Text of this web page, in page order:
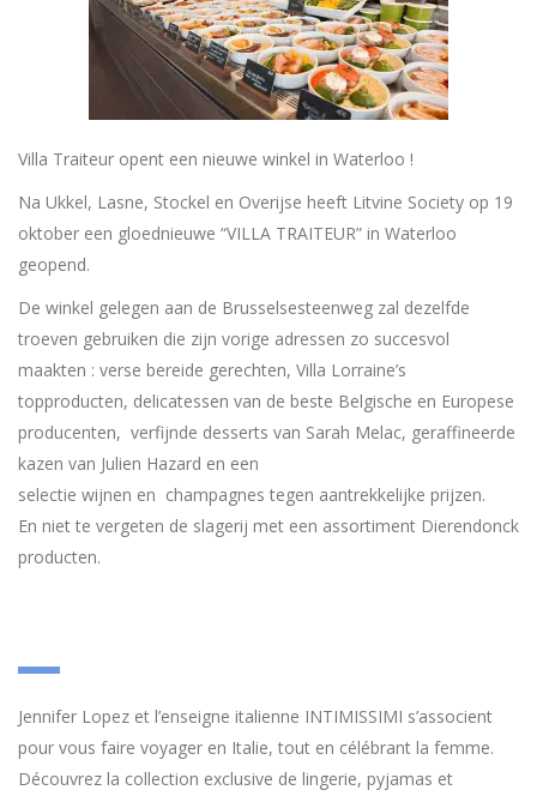
Villa Traiteur opent een nieuwe winkel in Waterloo !
Na Ukkel, Lasne, Stockel en Overijse heeft Litvine Society op 19
oktober een gloednieuwe “VILLA TRAITEUR” in Waterloo
geopend.
De winkel gelegen aan de Brusselsesteenweg zal dezelfde
troeven gebruiken die zijn vorige adressen zo succesvol
maakten : verse bereide gerechten, Villa Lorraine’s
topproducten, delicatessen van de beste Belgische en Europese
producenten, verfijnde desserts van Sarah Melac, geraffineerde
kazen van Julien Hazard en een
selectie wijnen en champagnes tegen aantrekkelijke prijzen.
En niet te vergeten de slagerij met een assortiment Dierendonck
producten.
Jennifer Lopez et l’enseigne italienne INTIMISSIMI s’associent
pour vous faire voyager en Italie, tout en célébrant la femme.
Découvrez la collection exclusive de lingerie, pyjamas et